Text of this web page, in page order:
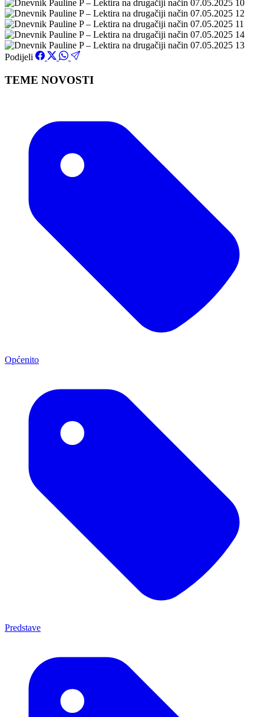
Podijeli
TEME NOVOSTI
Općenito
Predstave